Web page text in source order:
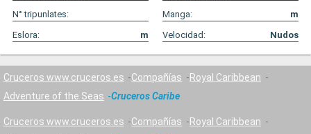
N° tripunlates:
Manga:
m
Eslora:
m Velocidad: Nudos
Cruceros www.cruceros.es Compañías
Royal Caribbean
Adventure of the Seas
Cruceros Caribe
Cruceros www.cruceros.es Compañías
Royal Caribbean